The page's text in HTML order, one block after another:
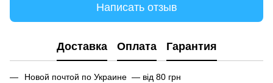
Написать отзыв
Доставка Оплата Гарантия
Новой почтой по Украине — від 80 грн